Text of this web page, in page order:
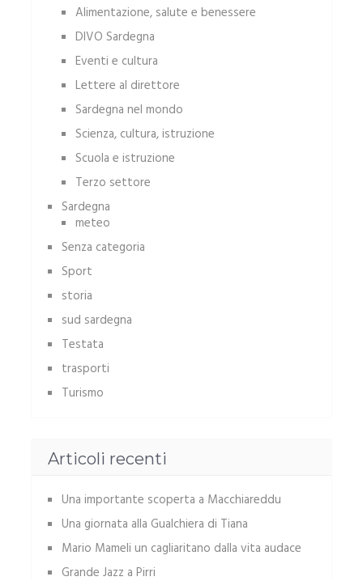
Alimentazione, salute e benessere
DIVO Sardegna
Eventi e cultura
Lettere al direttore
Sardegna nel mondo
Scienza, cultura, istruzione
Scuola e istruzione
Terzo settore
Sardegna
meteo
Senza categoria
Sport
storia
sud sardegna
Testata
trasporti
Turismo
Articoli recenti
Una importante scoperta a Macchiareddu
Una giornata alla Gualchiera di Tiana
Mario Mameli un cagliaritano dalla vita audace
Grande Jazz a Pirri